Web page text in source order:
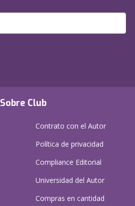
Sobre Club
Contrato con el Autor
Política de privacidad
Compliance Editorial
Universidad del Autor
Compras en cantidad